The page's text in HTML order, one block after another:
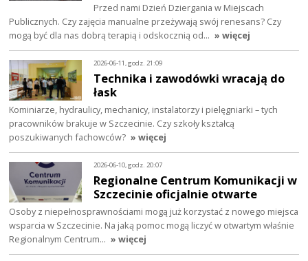
Przed nami Dzień Dziergania w Miejscach
Publicznych. Czy zajęcia manualne przeżywają swój renesans? Czy
mogą być dla nas dobrą terapią i odskocznią od… » więcej
2026-06-11, godz. 21:09
Technika i zawodówki wracają do
łask
Kominiarze, hydraulicy, mechanicy, instalatorzy i pielęgniarki – tych
pracowników brakuje w Szczecinie. Czy szkoły kształcą
poszukiwanych fachowców? » więcej
2026-06-10, godz. 20:07
Regionalne Centrum Komunikacji w
Szczecinie oficjalnie otwarte
Osoby z niepełnosprawnościami mogą już korzystać z nowego miejsca
wsparcia w Szczecinie. Na jaką pomoc mogą liczyć w otwartym właśnie
Regionalnym Centrum… » więcej